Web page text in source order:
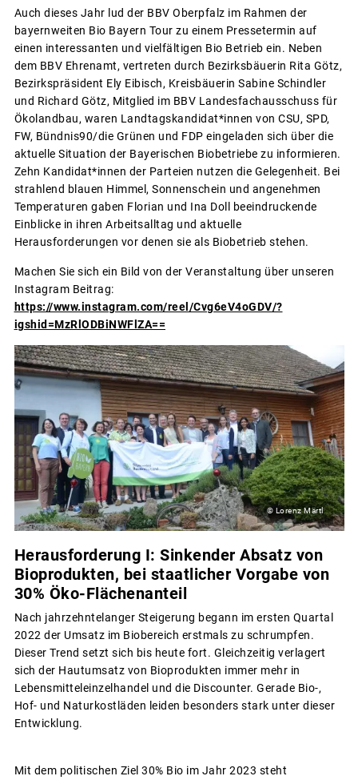
Auch dieses Jahr lud der BBV Oberpfalz im Rahmen der
bayernweiten Bio Bayern Tour zu einem Pressetermin auf
einen interessanten und vielfältigen Bio Betrieb ein. Neben
dem BBV Ehrenamt, vertreten durch Bezirksbäuerin Rita Götz,
Bezirkspräsident Ely Eibisch, Kreisbäuerin Sabine Schindler
und Richard Götz, Mitglied im BBV Landesfachausschuss für
Ökolandbau, waren Landtagskandidat*innen von CSU, SPD,
FW, Bündnis90/die Grünen und FDP eingeladen sich über die
aktuelle Situation der Bayerischen Biobetriebe zu informieren.
Zehn Kandidat*innen der Parteien nutzen die Gelegenheit. Bei
strahlend blauen Himmel, Sonnenschein und angenehmen
Temperaturen gaben Florian und Ina Doll beeindruckende
Einblicke in ihren Arbeitsalltag und aktuelle
Herausforderungen vor denen sie als Biobetrieb stehen.
Machen Sie sich ein Bild von der Veranstaltung über unseren
Instagram Beitrag:
https://www.instagram.com/reel/Cvg6eV4oGDV/?
igshid=MzRlODBiNWFlZA==
© Lorenz Märtl
Herausforderung I: Sinkender Absatz von
Bioprodukten, bei staatlicher Vorgabe von
30% Öko-Flächenanteil
Nach jahrzehntelanger Steigerung begann im ersten Quartal
2022 der Umsatz im Biobereich erstmals zu schrumpfen.
Dieser Trend setzt sich bis heute fort. Gleichzeitig verlagert
sich der Hautumsatz von Bioprodukten immer mehr in
Lebensmitteleinzelhandel und die Discounter. Gerade Bio-,
Hof- und Naturkostläden leiden besonders stark unter dieser
Entwicklung.
Mit dem politischen Ziel 30% Bio im Jahr 2023 steht